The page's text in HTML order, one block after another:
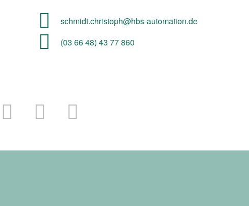
schmidt.christoph@hbs-automation.de
(03 66 48) 43 77 860